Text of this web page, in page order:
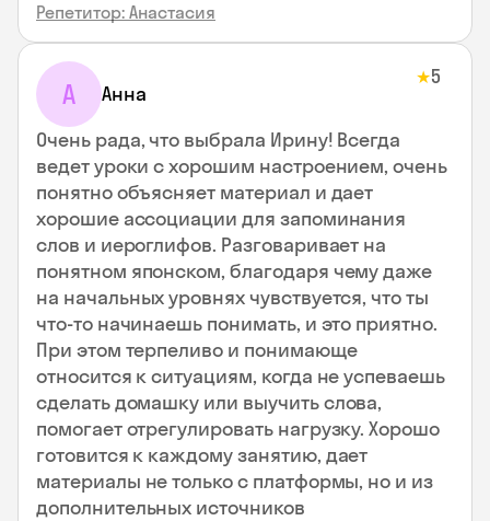
Репетитор: Анастасия
А Анна
★5
Очень рада, что выбрала Ирину! Всегда
ведет уроки с хорошим настроением, очень
понятно объясняет материал и дает
хорошие ассоциации для запоминания
слов и иероглифов. Разговаривает на
понятном японском, благодаря чему даже
на начальных уровнях чувствуется, что ты
что-то начинаешь понимать, и это приятно.
При этом терпеливо и понимающе
относится к ситуациям, когда не успеваешь
сделать домашку или выучить слова,
помогает отрегулировать нагрузку. Хорошо
готовится к каждому занятию, дает
материалы не только с платформы, но и из
дополнительных источников